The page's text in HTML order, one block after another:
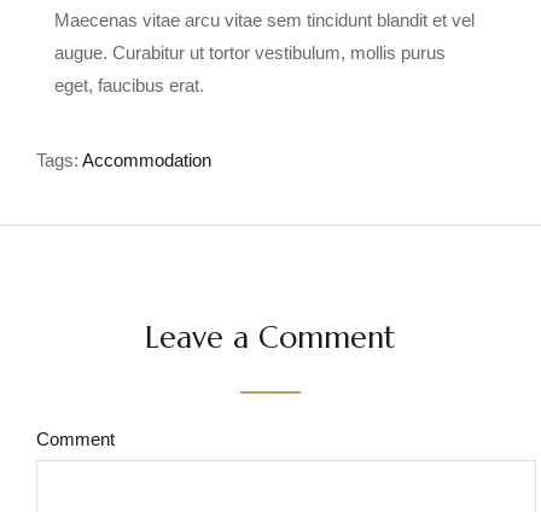
Maecenas vitae arcu vitae sem tincidunt blandit et vel
augue. Curabitur ut tortor vestibulum, mollis purus
eget, faucibus erat.
Tags: Accommodation
Leave a Comment
Comment